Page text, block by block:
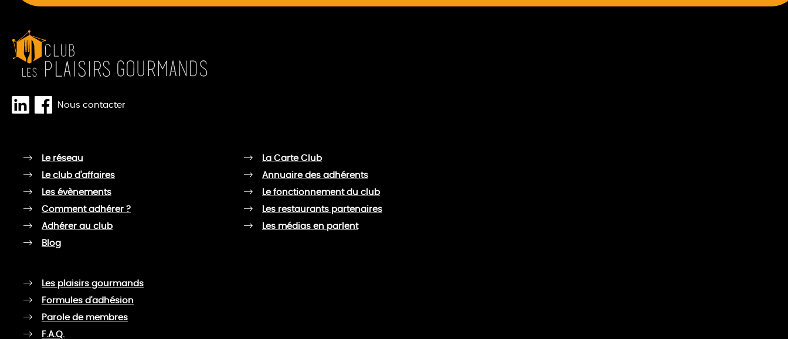
Nous contacter
Le réseau
Le club d'affaires
Les évènements
Comment adhérer ?
Adhérer au club
Blog
La Carte Club
Annuaire des adhérents
Le fonctionnement du club
Les restaurants partenaires
Les médias en parlent
Les plaisirs gourmands
Formules d'adhésion
Parole de membres
F.A.Q.